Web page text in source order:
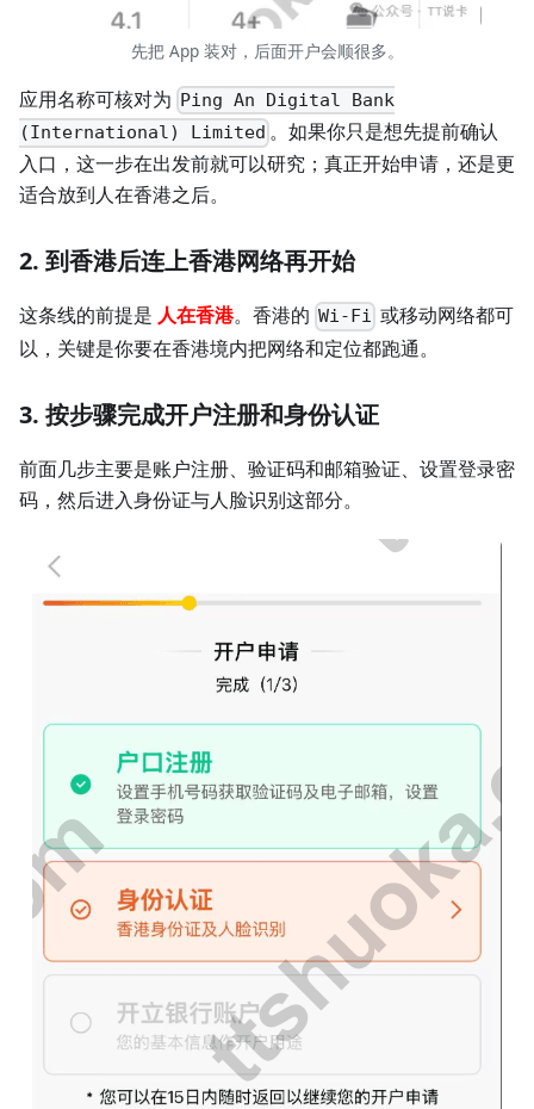
先把 App 装对，后面开户会顺很多。
应用名称可核对为 Ping An Digital Bank
(International) Limited 。如果你只是想先提前确认
入口，这一步在出发前就可以研究；真正开始申请，还是更
适合放到人在香港之后。
2. 到香港后连上香港网络再开始
这条线的前提是 人在香港。香港的 Wi-Fi 或移动网络都可
以，关键是你要在香港境内把网络和定位都跑通。
3. 按步骤完成开户注册和身份认证
前面几步主要是账户注册、验证码和邮箱验证、设置登录密
码，然后进入身份证与人脸识别这部分。